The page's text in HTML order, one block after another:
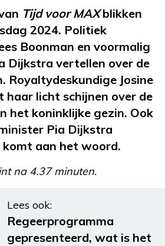
Tijd voor MAXblikken
2024. Politiek
Boonman en voormalig
Dijkstra vertellen over de
Royaltydeskundige Josine
haar licht schijnen over de
het koninklijke gezin. Ook
Pia Dijkstra
komt aan het woord.
na 4.37 minuten.
Lees ook:
Regeerprogramma
gepresenteerd, wat is het